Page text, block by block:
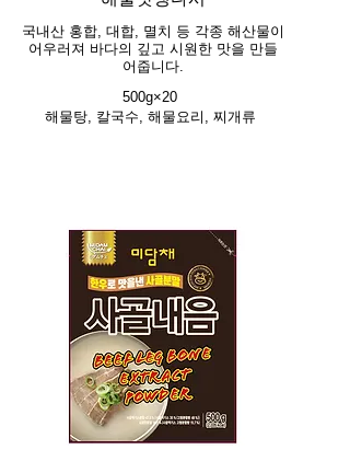
국내산 홍합, 대합, 멸치 등 각종 해산물이
어우러져 바다의 깊고 시원한 맛을 만들
어줍니다.
500g×20
해물탕, 칼국수, 해물요리, 찌개류